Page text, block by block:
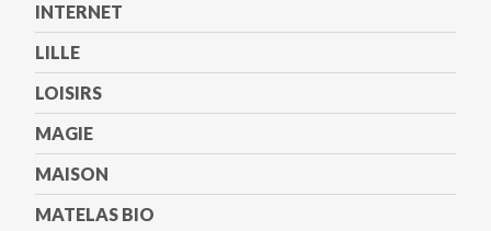
INTERNET
LILLE
LOISIRS
MAGIE
MAISON
MATELAS BIO